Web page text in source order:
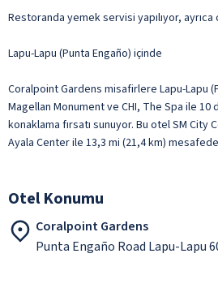
Restoranda yemek servisi yapılıyor,
Lapu-Lapu (Punta Engaño) içinde
Coralpoint Gardens misafirlere Lapu-Lapu
Magellan Monument ve CHI, The Spa ile
konaklama fırsatı sunuyor. Bu otel SM City
Ayala Center ile 13,3 mi (21,4 km)
Otel Konumu
Coralpoint Gardens
Punta Engaño Road Lapu-Lapu